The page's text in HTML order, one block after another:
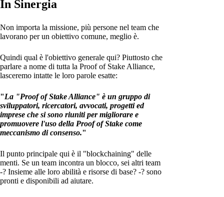
In Sinergia
Non importa la missione, più persone nel team che
lavorano per un obiettivo comune, meglio è.
Quindi qual è l'obiettivo generale qui? Piuttosto che
parlare a nome di tutta la Proof of Stake Alliance,
lasceremo intatte le loro parole esatte:
"La "Proof of Stake Alliance" è un gruppo di
sviluppatori, ricercatori, avvocati, progetti ed
imprese che si sono riuniti per migliorare e
promuovere l'uso della Proof of Stake come
meccanismo di consenso."
Il punto principale qui è il "blockchaining" delle
menti. Se un team incontra un blocco, sei altri team
-? Insieme alle loro abilità e risorse di base? -? sono
pronti e disponibili ad aiutare.